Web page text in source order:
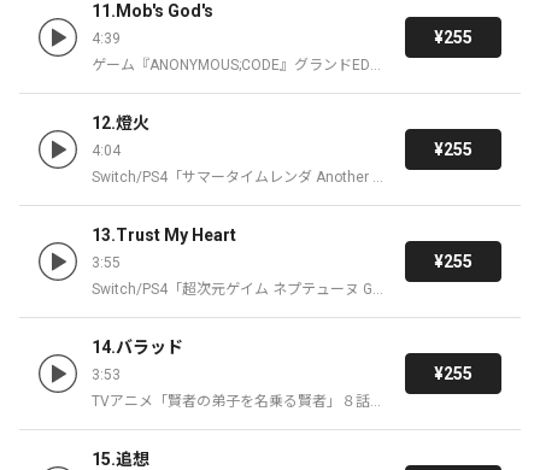
11.Mob's God's
4:39
ゲーム『ANONYMOUS;CODE』グランドEDテ
¥255
12.燈火
4:04
Switch/PS4「サマータイムレンダ Another Ho
¥255
13.Trust My Heart
3:55
Switch/PS4「超次元ゲイム ネプテューヌ Ga
¥255
14.バラッド
3:53
TVアニメ「賢者の弟子を名乗る賢者」８話エ
¥255
15.追想